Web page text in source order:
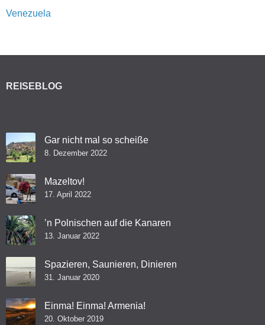
Venezuela
REISEBLOG
Gar nicht mal so scheiße
8. Dezember 2022
Mazeltov!
17. April 2022
’n Polnischen auf die Kanaren
13. Januar 2022
Spazieren, Saunieren, Dinieren
31. Januar 2020
Einma! Einma! Armenia!
20. Oktober 2019